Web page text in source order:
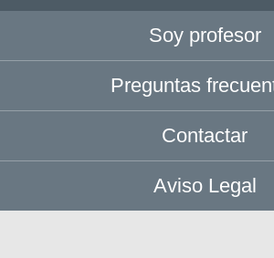
Soy profesor
Preguntas
Contactar
Aviso Legal